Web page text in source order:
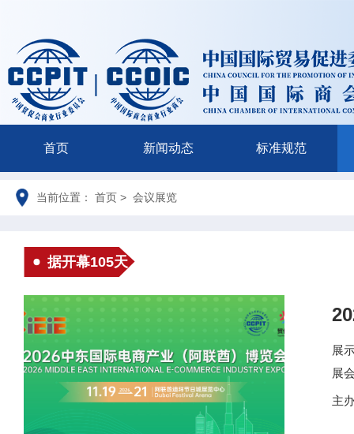
首页 新闻动态 标准规范
当前位置： 首页 > 会议展览
据开幕105天
展
展
主